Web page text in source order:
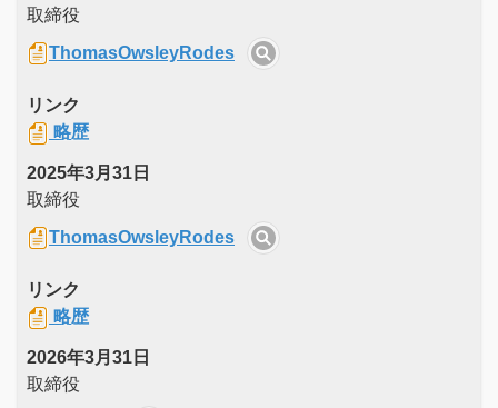
取締役
ThomasOwsleyRodes
リンク
略歴
2025年3月31日
取締役
ThomasOwsleyRodes
リンク
略歴
2026年3月31日
取締役